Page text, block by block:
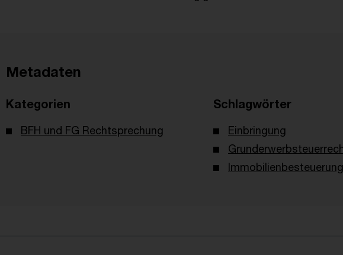
Metadaten
Kategorien
BFH und FG Rechtsprechung
Schlagwörter
Einbringung
Immobilienbesteuerung